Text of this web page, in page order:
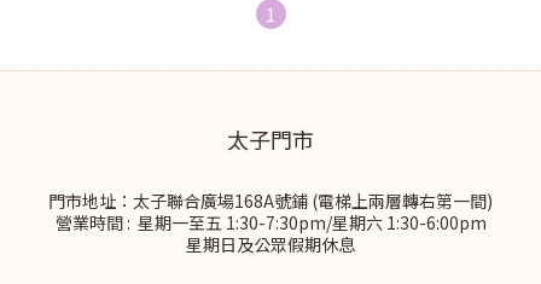
1
太子門市
門市地址：太子聯合廣場168A號鋪 (電梯上兩層轉右第一間)
營業時間 : 星期一至五 1:30-7:30pm/星期六 1:30-6:00pm
星期日及公眾假期休息